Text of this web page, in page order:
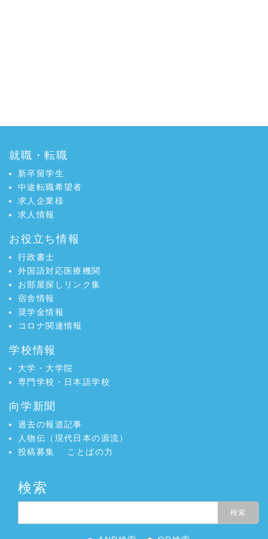
就職・転職
新卒留学生
中途転職希望者
求人企業様
求人情報
お役立ち情報
行政書士
外国語対応医療機関
お部屋探しリンク集
宿舎情報
奨学金情報
コロナ関連情報
学校情報
大学・大学院
専門学校・日本語学校
向学新聞
過去の報道記事
人物伝（現代日本の源流）
投稿募集
ことばの力
検索